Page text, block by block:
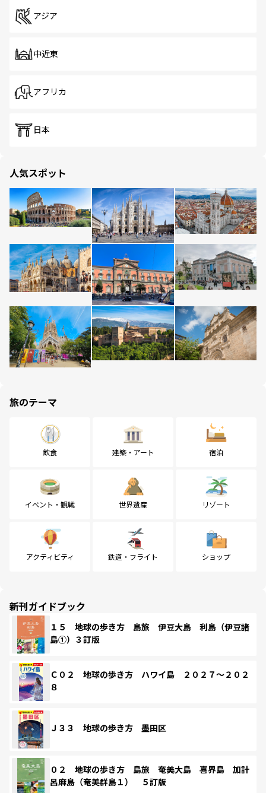
アジア
中近東
アフリカ
日本
人気スポット
旅のテーマ
飲食 建築・アート 宿泊
イベント・観戦 世界遺産 リゾート
アクティビティ 鉄道・フライト ショップ
新刊ガイドブック
１５ 地球の歩き方 島旅 伊豆大島 利島（伊豆諸
島①）３訂版
Ｃ０２ 地球の歩き方 ハワイ島 ２０２７～２０２
８
Ｊ３３ 地球の歩き方 墨田区
０２ 地球の歩き方 島旅 奄美大島 喜界島 加計
呂麻島（奄美群島１） ５訂版